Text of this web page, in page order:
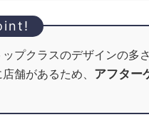
ップクラスのデザインの多さ
店舗があるため、 アフター